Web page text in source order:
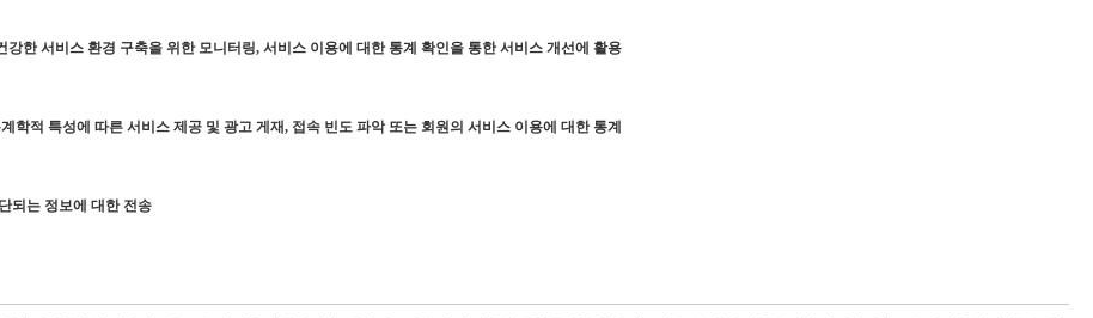
한 서비스 환경 구축을 위한 모니터링, 서비스 이용에 대한 통계 확인을 통한 서비스 개선에 활용
적 특성에 따른 서비스 제공 및 광고 게재, 접속 빈도 파악 또는 회원의 서비스 이용에 대한 통계
되는 정보에 대한 전송